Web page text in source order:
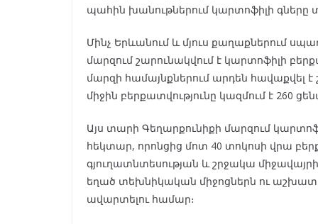
պահին խանութներում կարտոֆիլի գները
Մինչ Երևանում և մյուս քաղաքներում
մարզում շարունակվում է կարտոֆիլի
մարզի համայնքներում արդեն հավաքվել
միջին բերքատվությունը կազմում է 260
Այս տարի Գեղարքունիքի մարզում
հեկտար, որոնցից մոտ 40 տոկոսի վրա
գյուղատնտեսության և շրջակա
եղած տեխնիկական միջոցներն ու
ավարտելու համար։